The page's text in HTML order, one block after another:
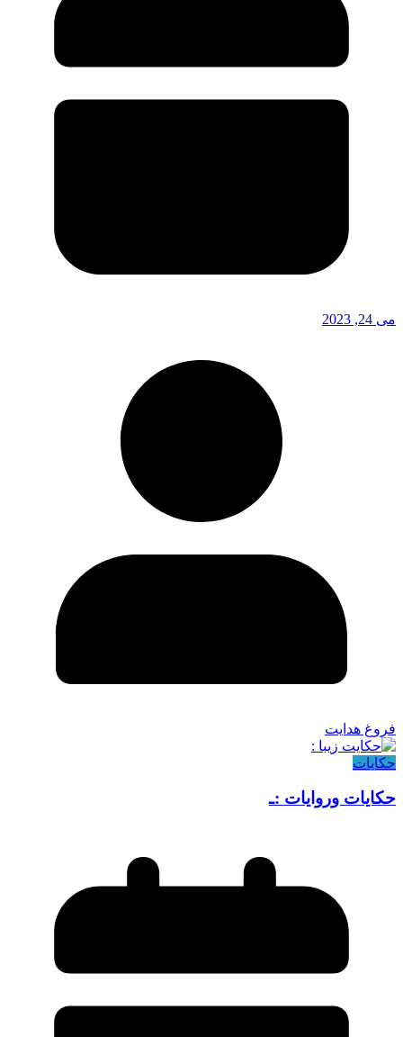
می 24, 2023
فروغ هدایت
حکایات
حکایات وروایات :ـ